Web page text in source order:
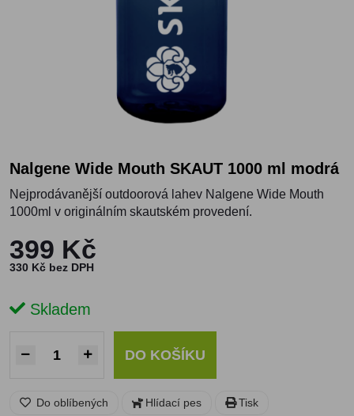
Nalgene Wide Mouth SKAUT 1000 ml modrá
Nejprodávanější outdoorová lahev Nalgene Wide Mouth
1000ml v originálním skautském provedení.
399 Kč
330 Kč bez DPH
Skladem
DO KOŠÍKU
Do oblíbených Hlídací pes Tisk